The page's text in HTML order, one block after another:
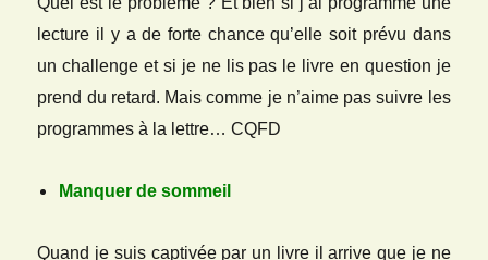
lecture il y a de forte chance qu’elle soit prévu dans
un challenge et si je ne lis pas le livre en question je
prend du retard. Mais comme je n’aime pas suivre les
programmes à la lettre… CQFD
Manquer de sommeil
Quand je suis captivée par un livre il arrive que je ne